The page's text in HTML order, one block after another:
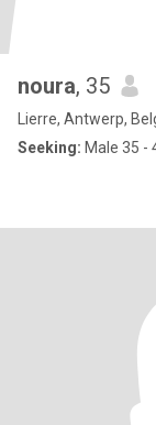
noura, 35
Lierre, Antwerp,
Seeking: Male 35 -